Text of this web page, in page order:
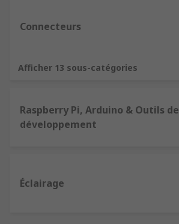
Connecteurs
Afficher 13 sous-catégories
Raspberry Pi, Arduino & Outils de
développement
Éclairage